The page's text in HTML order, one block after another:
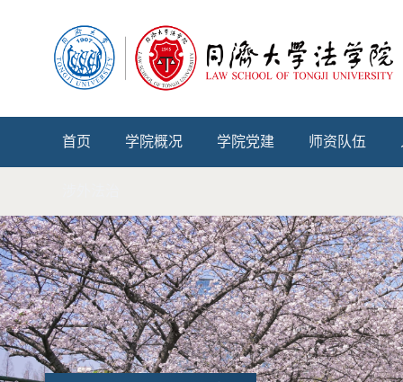
首页 学院概况 学院党建 师资队伍